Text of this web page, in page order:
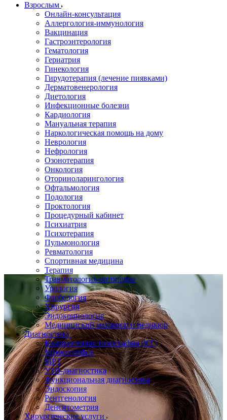
Взрослым
Онлайн-консультация
Аллергология-иммунология
Вакцинация
Гастроэнтерология
Гематология
Гериатрия
Гинекология
Гирудотерапия (лечение пиявками)
Дерматовенерология
Диетология
Инфекционные болезни
Кардиология
Мануальная терапия
Наркологическая помощь на дому
Неврология
Нефрология
Озонотерапия
Онкология
Оториноларингология
Офтальмология
Подология
Проктология
Процедурный кабинет
Психиатрия
Психотерапия
Пульмонология
Ревматология
Спортивная медицина
Терапия
Травматология-ортопедия
Урология
Флебология
Хирургия
Эндокринология
Медицинский маникюр и педикюр
Диагностика
Компьютерная томография (КТ)
Маммография
МРТ
УЗИ-диагностика
Функциональная диагностика
Эндоскопия
Рентгенология
Денситометрия
Хирургические услуги